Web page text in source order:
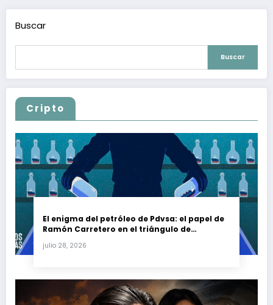
Buscar
Buscar
Cripto
El enigma del petróleo de Pdvsa: el papel de
Ramón Carretero en el triángulo de
julio 28, 2026